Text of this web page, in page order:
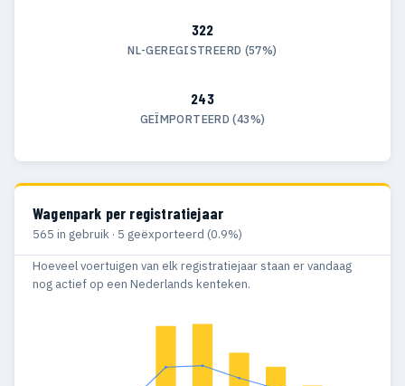
322
NL-GEREGISTREERD (57%)
243
GEÏMPORTEERD (43%)
Wagenpark per registratiejaar
565 in gebruik · 5 geëxporteerd (0.9%)
Hoeveel voertuigen van elk registratiejaar staan er vandaag
nog actief op een Nederlands kenteken.